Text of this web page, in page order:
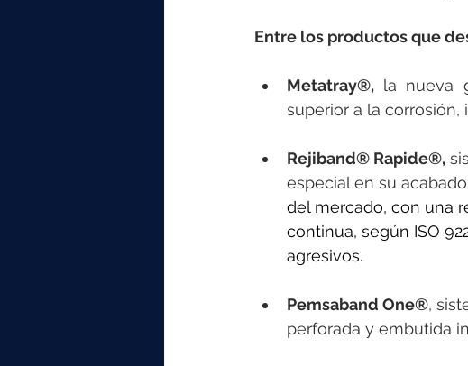
Entre los productos que
Metatray®, la nueva
superior a la corrosión,
Rejiband® Rapide®,
especial en su
del mercado, con una
continua, según ISO
agresivos.
Pemsaband One®,
perforada y embutida